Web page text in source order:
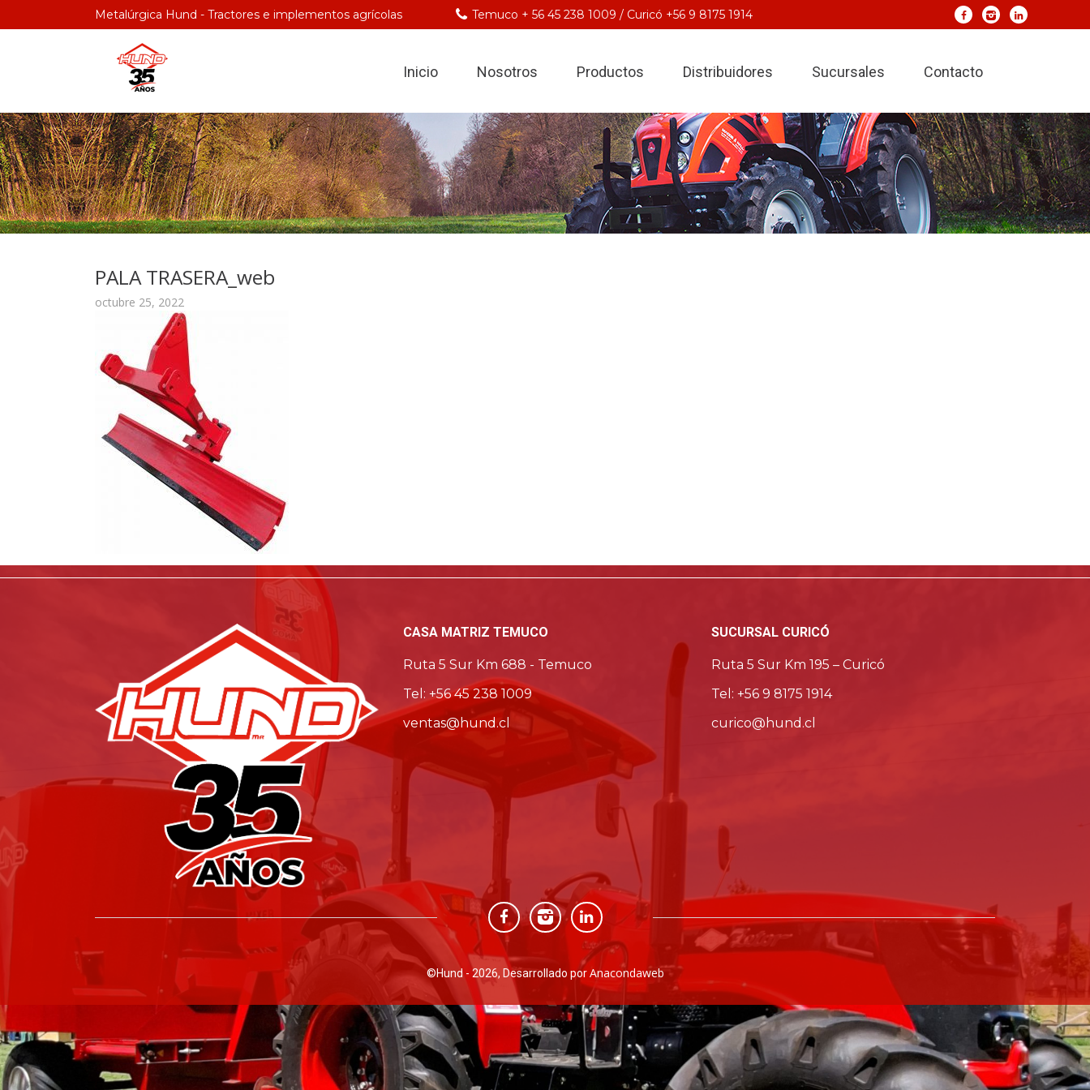
Metalúrgica Hund - Tractores e implementos agrícolas Temuco + 56 45 238 1009 / Curicó +56 9 8175 1914
Inicio Nosotros Productos Distribuidores Sucursales Contacto
PALA TRASERA_web
octubre 25, 2022
CASA MATRIZ TEMUCO
Ruta 5 Sur Km 688 - Temuco
Tel: +56 45 238 1009
ventas@hund.cl
SUCURSAL CURICÓ
Ruta 5 Sur Km 195 – Curicó
Tel: +56 9 8175 1914
curico@hund.cl
©Hund - 2026, Desarrollado por Anacondaweb